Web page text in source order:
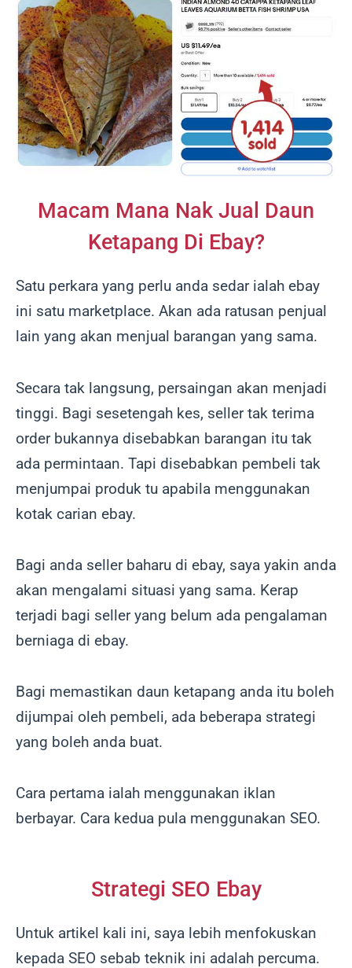
Macam Mana Nak Jual Daun
Ketapang Di Ebay?
Satu perkara yang perlu anda sedar ialah ebay
ini satu marketplace. Akan ada ratusan penjual
lain yang akan menjual barangan yang sama.
Secara tak langsung, persaingan akan menjadi
tinggi. Bagi sesetengah kes, seller tak terima
order bukannya disebabkan barangan itu tak
ada permintaan. Tapi disebabkan pembeli tak
menjumpai produk tu apabila menggunakan
kotak carian ebay.
Bagi anda seller baharu di ebay, saya yakin anda
akan mengalami situasi yang sama. Kerap
terjadi bagi seller yang belum ada pengalaman
berniaga di ebay.
Bagi memastikan daun ketapang anda itu boleh
dijumpai oleh pembeli, ada beberapa strategi
yang boleh anda buat.
Cara pertama ialah menggunakan iklan
berbayar. Cara kedua pula menggunakan SEO.
Strategi SEO Ebay
Untuk artikel kali ini, saya lebih menfokuskan
kepada SEO sebab teknik ini adalah percuma.